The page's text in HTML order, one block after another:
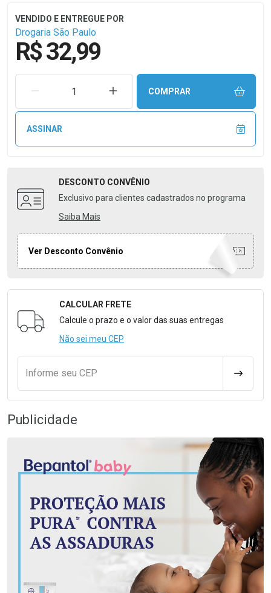
Drogaria São Paulo
R$ 32,99
REMOVER UMA UNIDADEAUMENTAR UMA UNIDADE
COMPRAR
ASSINAR
DESCONTO CONVÊNIO
Exclusivo para clientes cadastrados no programa
Saiba Mais
Ver Desconto Convênio
Formulário para Calcular o Frete
CALCULAR FRETE
Calcule o prazo e o valor das suas entregas
Não sei meu CEP
Informe seu CEP
Publicidade